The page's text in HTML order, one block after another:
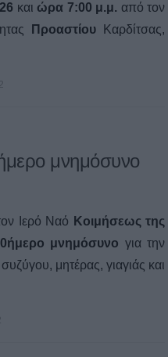
και ώρα 7:00 μ.μ. από τον
Προαστίου Καρδίτσας,
μνημόσυνο
Ιερό Ναό Κοιμήσεως της
μνημόσυνο για την
συζύγου, μητέρας, γιαγιάς και